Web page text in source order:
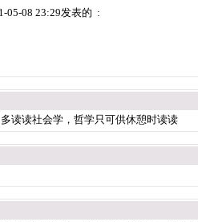
05-08 23:29发表的 :
读读社会学，哲学只可供休憩时读读